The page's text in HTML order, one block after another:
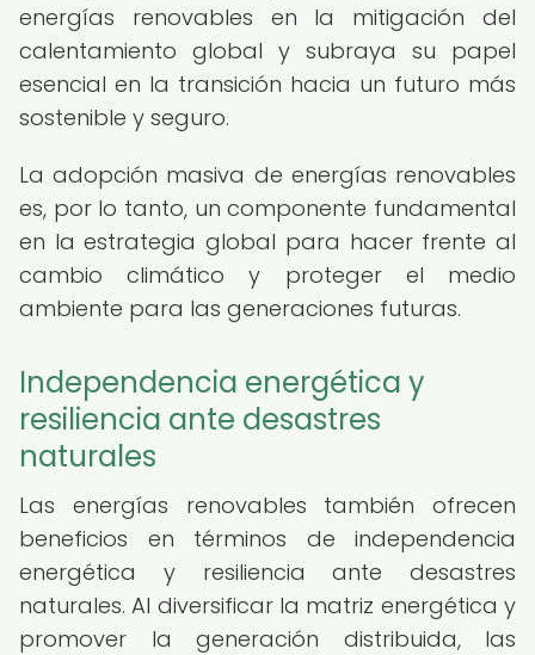
energías renovables en la mitigación del
calentamiento global y subraya su papel
esencial en la transición hacia un futuro más
sostenible y seguro.
La adopción masiva de energías renovables
es, por lo tanto, un componente fundamental
en la estrategia global para hacer frente al
cambio climático y proteger el medio
ambiente para las generaciones futuras.
Independencia energética y
resiliencia ante desastres
naturales
Las energías renovables también ofrecen
beneficios en términos de independencia
energética y resiliencia ante desastres
naturales. Al diversificar la matriz energética y
promover la generación distribuida, las